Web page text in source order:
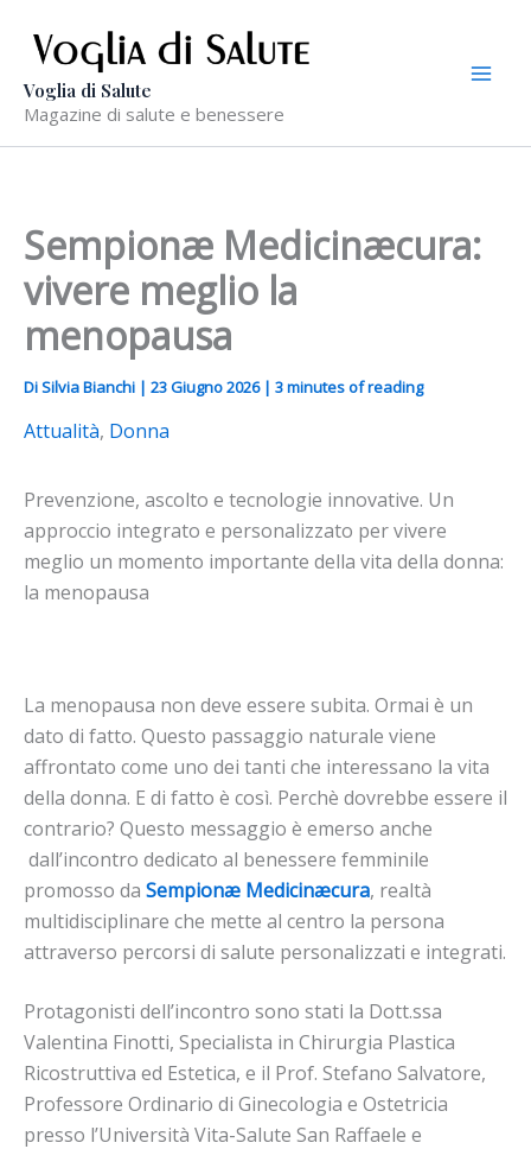
contenuto
Voglia di Salute
Magazine di salute e benessere
Sempionæ Medicinæcura:
vivere meglio la
menopausa
DiSilvia Bianchi | 23 Giugno 2026 | 3 minutes of reading
Attualità, Donna
Prevenzione, ascolto e tecnologie innovative. Un
approccio integrato e personalizzato per vivere
meglio un momento importante della vita della donna:
la menopausa
La menopausa non deve essere subita. Ormai è un
dato di fatto. Questo passaggio naturale viene
affrontato come uno dei tanti che interessano la vita
della donna. E di fatto è così. Perchè dovrebbe essere il
contrario? Questo messaggio è emerso anche
dall’incontro dedicato al benessere femminile
promosso da Sempionæ Medicinæcura, realtà
multidisciplinare che mette al centro la persona
attraverso percorsi di salute personalizzati e integrati.
Protagonisti dell’incontro sono stati la Dott.ssa
Valentina Finotti, Specialista in Chirurgia Plastica
Ricostruttiva ed Estetica, e il Prof. Stefano Salvatore,
Professore Ordinario di Ginecologia e Ostetricia
presso l’Università Vita-Salute San Raffaele e